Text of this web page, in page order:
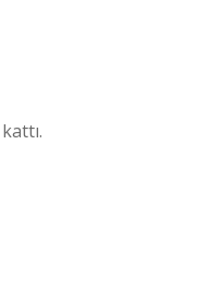
kattı.